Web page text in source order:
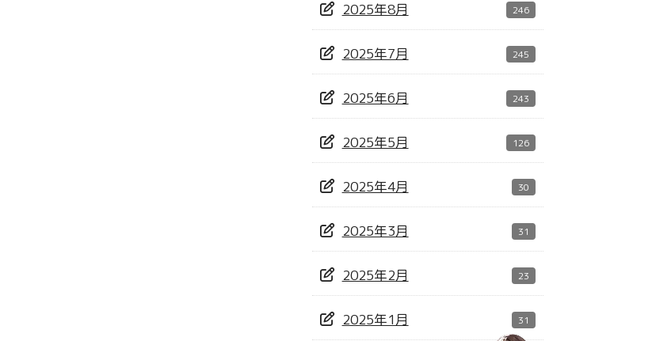
2025年8月 246
2025年7月 245
2025年6月 243
2025年5月 126
2025年4月 30
2025年3月 31
2025年2月 23
2025年1月 31